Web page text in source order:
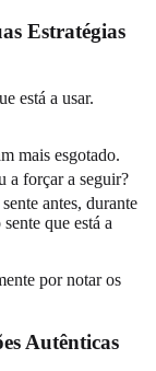
Estratégias
está a usar.
mais esgotado.
a forçar a seguir?
antes, durante
que está a
por notar os
Autênticas